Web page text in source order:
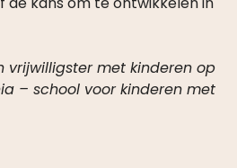
– school voor kinderen met